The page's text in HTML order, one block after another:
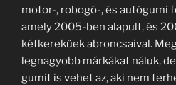
motor-, robogó-, és autógumi
amely 2005-ben alapult, és
kétkerekűek abroncsaival.
legnagyobb márkákat náluk,
gumit is vehet az, aki nem